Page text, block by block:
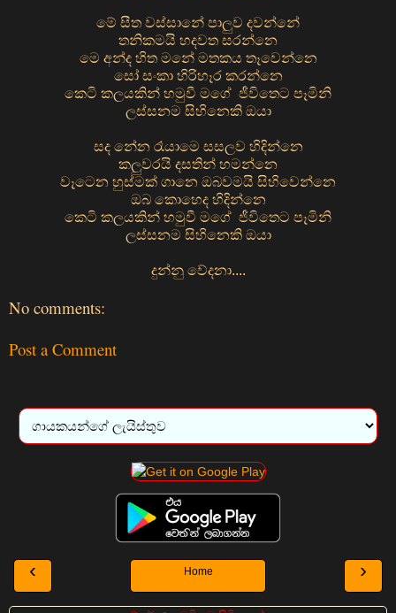
මේ සීත වස්සානේ පාලුව දවන්නේ
තනිකමයි හදවත සරන්නෙ
මෙ අන්ද හිත මනේ මතකය තෑවෙන්නෙ
සෝ සංකා හිරිහෑර කරන්නෙ
කෙටි කලයකින් හමුවී මගේ ජීවිතෙට පෑමිනි
ලස්සනම සිහිනෙකි ඔයා
සද නේන රෑයාමෙ සසලව හිදින්නෙ
කලුවරයි දසතින් හමන්නෙ
වෑටෙන හුස්මක් ගානෙ ඔබවමයි සිහිවෙන්නෙ
ඔබ කොහෙද හිදින්නෙ
කෙටි කලයකින් හමුවී මගේ ජීවිතෙට පෑමිනි
ලස්සනම සිහිනෙකි ඔයා
දුන්නු වේදනා....
No comments:
Post a Comment
‹ ›
Home